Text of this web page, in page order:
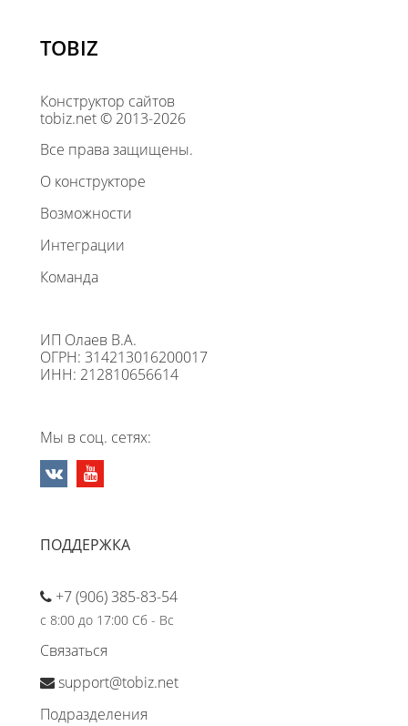
TOBIZ
Конструктор сайтов
tobiz.net © 2013-2026
Все права защищены.
О конструкторе
Возможности
Интеграции
Команда
ИП Олаев В.А.
ОГРН: 314213016200017
ИНН: 212810656614
Мы в соц. сетях:
ПОДДЕРЖКА
+7 (906) 385-83-54
с 8:00 до 17:00 Сб - Вс
Связаться
support@tobiz.net
Подразделения